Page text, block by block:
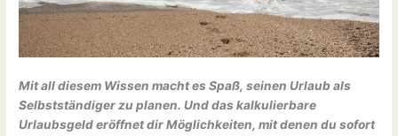
Mit all diesem Wissen macht es Spaß, seinen Urlaub als
Selbstständiger zu planen. Und das kalkulierbare
Urlaubsgeld eröffnet dir Möglichkeiten, mit denen du sofort